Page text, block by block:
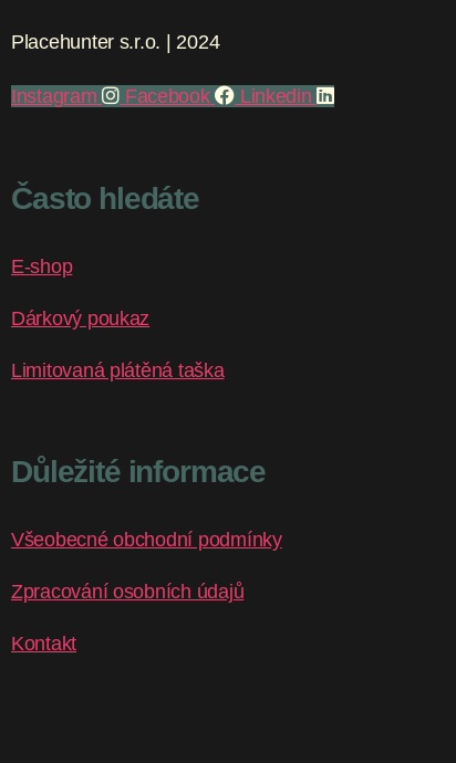
Placehunter s.r.o. | 2024
Instagram Facebook Linkedin
Často hledáte
E-shop
Dárkový poukaz
Limitovaná plátěná taška
Důležité informace
Všeobecné obchodní podmínky
Zpracování osobních údajů
Kontakt